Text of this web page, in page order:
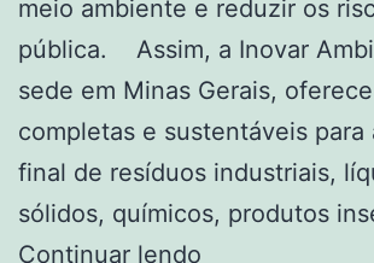
meio ambiente e reduzir os
pública. Assim, a Inovar
sede em Minas Gerais,
completas e sustentáveis para
final de resíduos industriais,
sólidos, químicos, produtos
Continuar lendo